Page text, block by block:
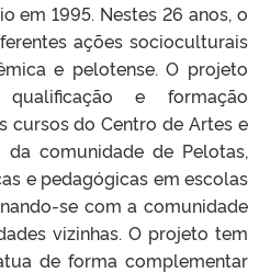
em 1995. Nestes 26 anos, o
ações socioculturais
e pelotense. O projeto
e formação
cursos do Centro de Artes e
comunidade de Pelotas,
e pedagógicas em escolas
se com a comunidade
vizinhas. O projeto tem
de forma complementar